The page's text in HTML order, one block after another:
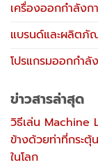
เครื่องออกกำลังก
แบรนด์และผลิตภั
โปรแกรมออกกำลั
ข่าวสารล่าสุด
วิธีเล่น Machine
ข้างด้วยท่าที่กระ
ในโลก